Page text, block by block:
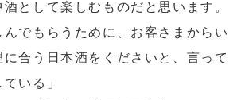
酒として楽しむものだと思います。
んでもらうために、お客さまからい
に合う日本酒をくださいと、言って
いる」